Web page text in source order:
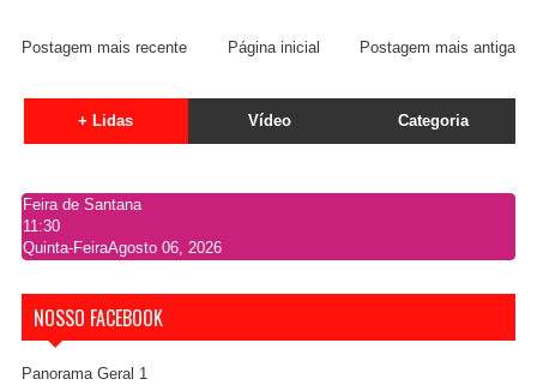
Postagem mais recente Postagem mais antiga
Página inicial
+ Lidas Vídeo Categoria
Feira de Santana
11:30
Quinta-FeiraAgosto 06, 2026
NOSSO FACEBOOK
Panorama Geral 1